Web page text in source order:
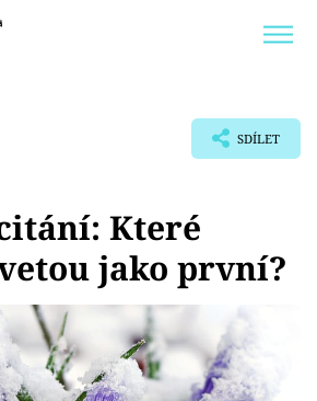
SDÍLET
Které
jako první?